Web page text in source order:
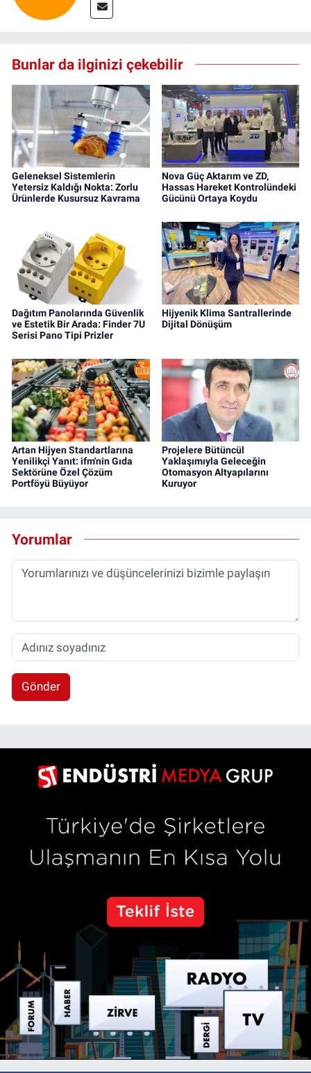
Bunlar da ilginizi çekebilir
Geleneksel Sistemlerin
Yetersiz Kaldığı Nokta: Zorlu
Ürünlerde Kusursuz Kavrama
Nova Güç Aktarım ve ZD,
Hassas Hareket Kontrolündeki
Gücünü Ortaya Koydu
Dağıtım Panolarında Güvenlik
ve Estetik Bir Arada: Finder 7U
Serisi Pano Tipi Prizler
Hijyenik Klima Santrallerinde
Dijital Dönüşüm
Artan Hijyen Standartlarına
Yenilikçi Yanıt: ifm'nin Gıda
Sektörüne Özel Çözüm
Portföyü Büyüyor
Projelere Bütüncül
Yaklaşımıyla Geleceğin
Otomasyon Altyapılarını
Kuruyor
Yorumlar
Gönder